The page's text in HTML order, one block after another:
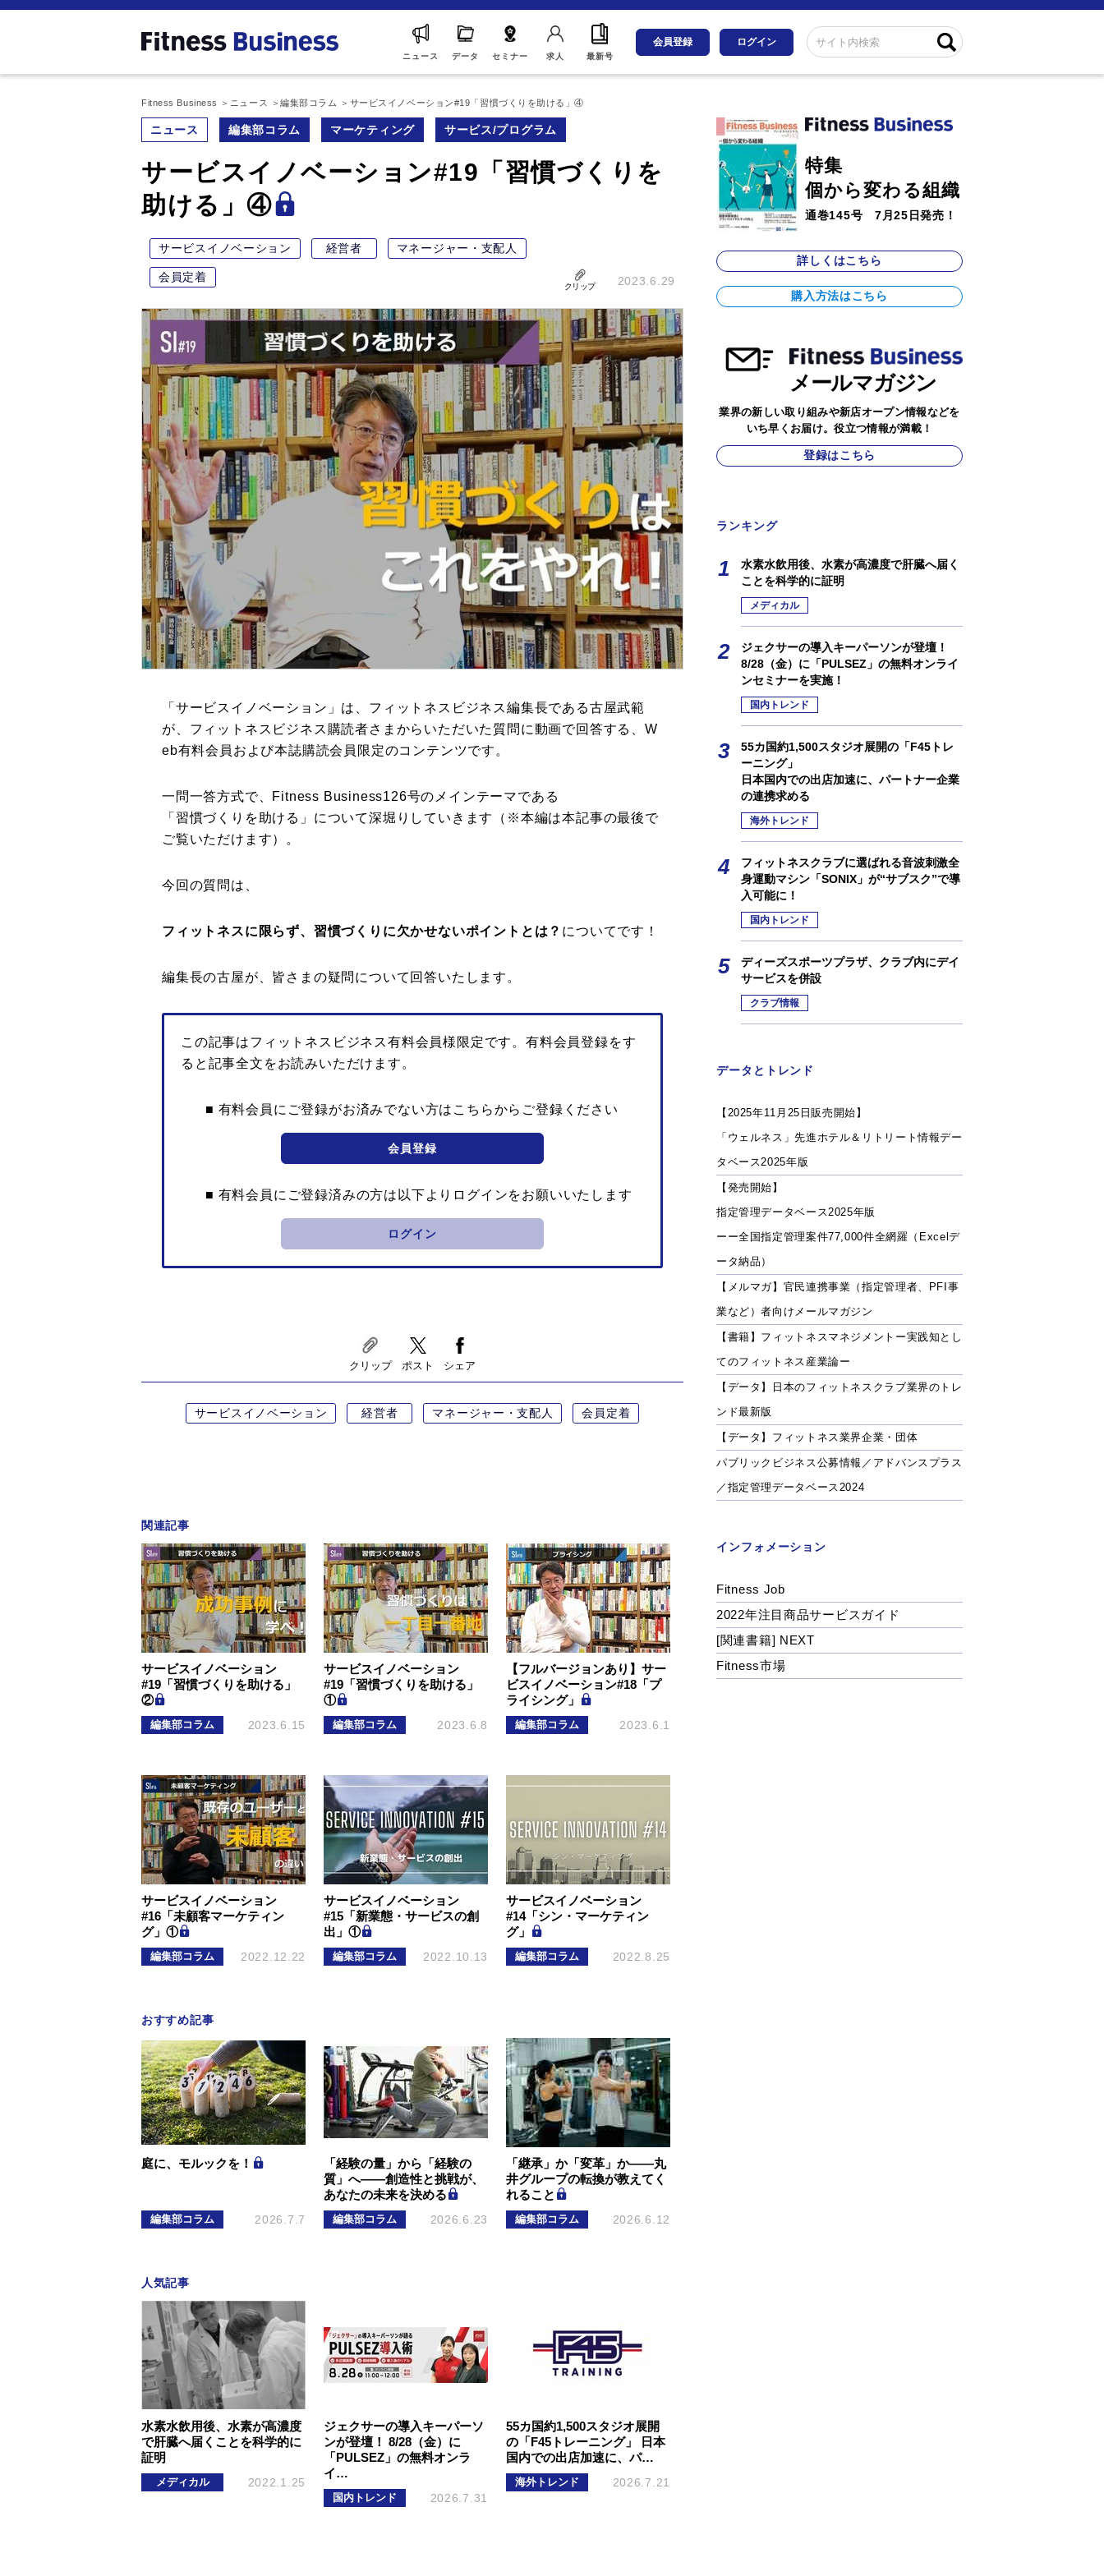
ニュース データ セミナー 求人 最新号
会員登録 ログイン
Fitness Business ニュース 編集部コラム サービスイノベーション#19「習慣づくりを助ける」④
ニュース 編集部コラム マーケティング サービス/プログラム
サービスイノベーション#19「習慣づくりを
助ける」④
サービスイノベーション 経営者 マネージャー・支配人
会員定着
クリップ 2023.6.29
「サービスイノベーション」は、フィットネスビジネス編集長である古屋武範
が、フィットネスビジネス購読者さまからいただいた質問に動画で回答する、W
eb有料会員および本誌購読会員限定のコンテンツです。
一問一答方式で、Fitness Business126号のメインテーマである
「習慣づくりを助ける」について深堀りしていきます（※本編は本記事の最後で
ご覧いただけます）。
今回の質問は、
フィットネスに限らず、習慣づくりに欠かせないポイントとは？ についてです！
編集長の古屋が、皆さまの疑問について回答いたします。
この記事はフィットネスビジネス有料会員様限定です。有料会員登録をす
ると記事全文をお読みいただけます。
■ 有料会員にご登録がお済みでない方はこちらからご登録ください
会員登録
■ 有料会員にご登録済みの方は以下よりログインをお願いいたします
ログイン
クリップ ポスト シェア
サービスイノベーション 経営者 マネージャー・支配人 会員定着
関連記事
サービスイノベーション
#19「習慣づくりを助ける」
②
編集部コラム 2023.6.15
サービスイノベーション
#19「習慣づくりを助ける」
①
編集部コラム 2023.6.8
【フルバージョンあり】サー
ビスイノベーション#18「プ
ライシング」
編集部コラム 2023.6.1
サービスイノベーション
#16「未顧客マーケティン
グ」①
編集部コラム 2022.12.22
サービスイノベーション
#15「新業態・サービスの創
出」①
編集部コラム 2022.10.13
サービスイノベーション
#14「シン・マーケティン
グ」
編集部コラム 2022.8.25
おすすめ記事
庭に、モルックを！
編集部コラム 2026.7.7
「経験の量」から「経験の
質」へ――創造性と挑戦が、
あなたの未来を決める
編集部コラム 2026.6.23
「継承」か「変革」か―—丸
井グループの転換が教えてく
れること
編集部コラム 2026.6.12
人気記事
水素水飲用後、水素が高濃度
で肝臓へ届くことを科学的に
証明
メディカル 2022.1.25
ジェクサーの導入キーパーソ
ンが登壇！ 8/28（金）に
「PULSEZ」の無料オンラ
イ…
国内トレンド 2026.7.31
55カ国約1,500スタジオ展開
の「F45トレーニング」 日本
国内での出店加速に、パ…
海外トレンド 2026.7.21
特集
個から変わる組織
通巻145号 7月25日発売！
詳しくはこちら
購入方法はこちら
メールマガジン
業界の新しい取り組みや新店オープン情報などを
いち早くお届け。役立つ情報が満載！
登録はこちら
ランキング
水素水飲用後、水素が高濃度で肝臓へ届く
ことを科学的に証明
メディカル
ジェクサーの導入キーパーソンが登壇！
8/28（金）に「PULSEZ」の無料オンライ
ンセミナーを実施！
国内トレンド
55カ国約1,500スタジオ展開の「F45トレ
ーニング」
日本国内での出店加速に、パートナー企業
の連携求める
海外トレンド
フィットネスクラブに選ばれる音波刺激全
身運動マシン「SONIX」が“サブスク”で導
入可能に！
国内トレンド
ディーズスポーツプラザ、クラブ内にデイ
サービスを併設
クラブ情報
データとトレンド
【2025年11月25日販売開始】
「ウェルネス」先進ホテル＆リトリート情報デー
タベース2025年版
【発売開始】
指定管理データベース2025年版
ーー全国指定管理案件77,000件全網羅（Excelデ
ータ納品）
【メルマガ】官民連携事業（指定管理者、PFI事
業など）者向けメールマガジン
【書籍】フィットネスマネジメントー実践知とし
てのフィットネス産業論ー
【データ】日本のフィットネスクラブ業界のトレ
ンド最新版
【データ】フィットネス業界企業・団体
パブリックビジネス公募情報／アドバンスプラス
／指定管理データベース2024
インフォメーション
Fitness Job
2022年注目商品サービスガイド
[関連書籍] NEXT
Fitness市場